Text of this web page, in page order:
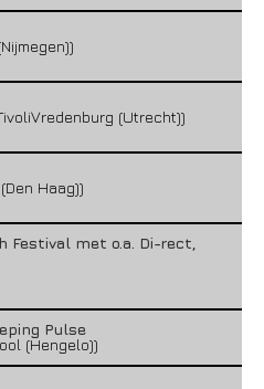
(Utrecht))
Haag))
Festival met o.a. Di-rect,
Pulse
(Hengelo))